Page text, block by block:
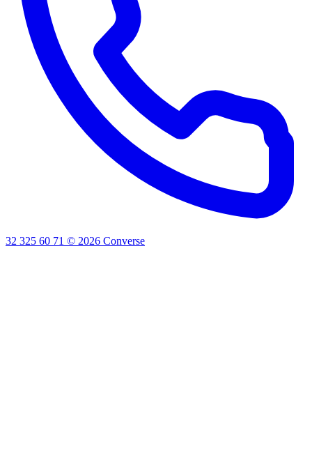
32 325 60 71 © 2026 Converse